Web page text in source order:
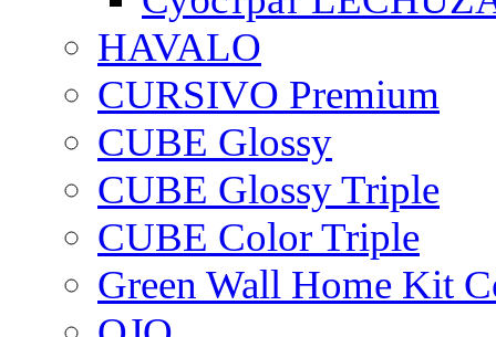
HAVALO
CURSIVO Premium
CUBE Glossy
CUBE Glossy Triple
CUBE Color Triple
Green Wall Home Kit